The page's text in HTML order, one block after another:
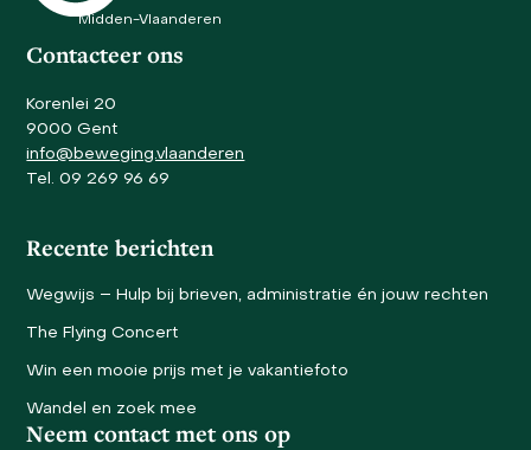
Midden-Vlaanderen
Contacteer ons
Korenlei 20
9000 Gent
info@beweging.vlaanderen
Tel. 09 269 96 69
Recente berichten
Wegwijs – Hulp bij brieven, administratie én jouw rechten
The Flying Concert
Win een mooie prijs met je vakantiefoto
Wandel en zoek mee
Neem contact met ons op